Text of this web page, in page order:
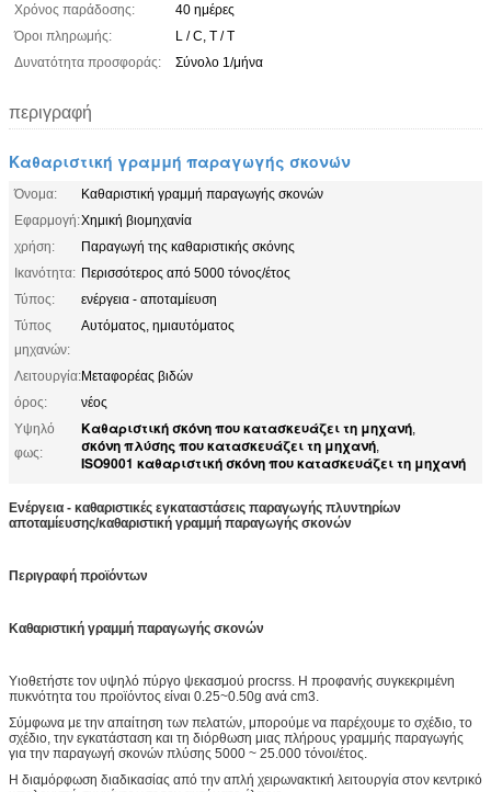
Χρόνος παράδοσης:
40 ημέρες
Όροι πληρωμής:
L / C, T / T
Δυνατότητα προσφοράς:
Σύνολο 1/μήνα
περιγραφή
Καθαριστική γραμμή παραγωγής σκονών
Όνομα:
Καθαριστική γραμμή παραγωγής σκονών
Εφαρμογή:Χημική βιομηχανία
χρήση:
Παραγωγή της καθαριστικής σκόνης
Ικανότητα: Περισσότερος από 5000 τόνος/έτος
Τύπος:
ενέργεια - αποταμίευση
Τύπος
μηχανών:
Αυτόματος, ημιαυτόματος
Λειτουργία:Μεταφορέας βιδών
όρος:
νέος
Υψηλό
φως:
Καθαριστική σκόνη που κατασκευάζει τη μηχανή,
σκόνη πλύσης που κατασκευάζει τη μηχανή,
ISO9001 καθαριστική σκόνη που κατασκευάζει τη μηχανή
Ενέργεια - καθαριστικές εγκαταστάσεις παραγωγής πλυντηρίων
αποταμίευσης/καθαριστική γραμμή παραγωγής σκονών
Περιγραφή προϊόντων
Καθαριστική γραμμή παραγωγής σκονών
Υιοθετήστε τον υψηλό πύργο ψεκασμού procrss. Η προφανής συγκεκριμένη
πυκνότητα του προϊόντος είναι 0.25~0.50g ανά cm3.
Σύμφωνα με την απαίτηση των πελατών, μπορούμε να παρέχουμε το σχέδιο, το
σχέδιο, την εγκατάσταση και τη διόρθωση μιας πλήρους γραμμής παραγωγής
για την παραγωγή σκονών πλύσης 5000 ~ 25.000 τόνοι/έτος.
Η διαμόρφωση διαδικασίας από την απλή χειρωνακτική λειτουργία στον κεντρικό